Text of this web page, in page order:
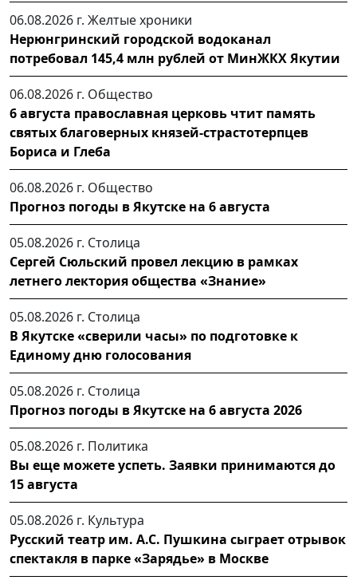
06.08.2026 г. Желтые хроники
Нерюнгринский городской водоканал
потребовал 145,4 млн рублей от МинЖКХ Якутии
06.08.2026 г. Общество
6 августа православная церковь чтит память
святых благоверных князей-страстотерпцев
Бориса и Глеба
06.08.2026 г. Общество
Прогноз погоды в Якутске на 6 августа
05.08.2026 г. Столица
Сергей Сюльский провел лекцию в рамках
летнего лектория общества «Знание»
05.08.2026 г. Столица
В Якутске «сверили часы» по подготовке к
Единому дню голосования
05.08.2026 г. Столица
Прогноз погоды в Якутске на 6 августа 2026
05.08.2026 г. Политика
Вы еще можете успеть. Заявки принимаются до
15 августа
05.08.2026 г. Культура
Русский театр им. А.С. Пушкина сыграет отрывок
спектакля в парке «Зарядье» в Москве